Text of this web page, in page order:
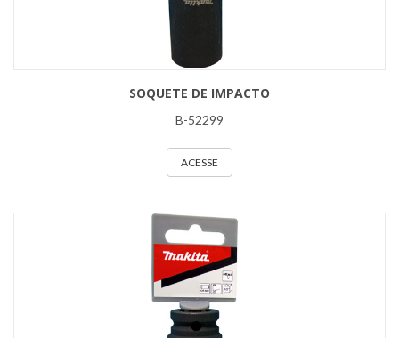
SOQUETE DE IMPACTO
B-52299
ACESSE